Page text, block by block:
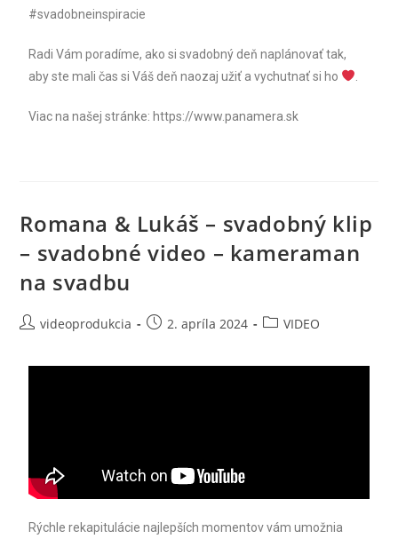
#svadobneinspiracie
Radi Vám poradíme, ako si svadobný deň naplánovať tak,
aby ste mali čas si Váš deň naozaj užiť a vychutnať si ho
Viac na našej stránke: https://www.panamera.sk
Romana & Lukáš – svadobný klip
– svadobné video – kameraman
na svadbu
videoprodukcia 2. apríla 2024 VIDEO
Rýchle rekapitulácie najlepších momentov vám umožnia